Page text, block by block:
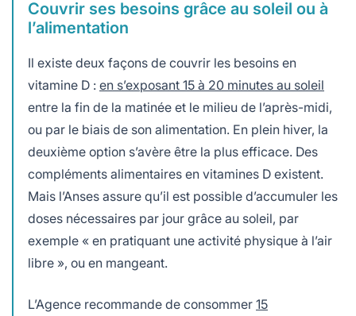
Couvrir ses besoins grâce au soleil ou à
l’alimentation
Il existe deux façons de couvrir les besoins en
vitamine D : en s’exposant 15 à 20 minutes au soleil
entre la fin de la matinée et le milieu de l’après-midi,
ou par le biais de son alimentation. En plein hiver, la
deuxième option s’avère être la plus efficace. Des
compléments alimentaires en vitamines D existent.
Mais l’Anses assure qu’il est possible d’accumuler les
doses nécessaires par jour grâce au soleil, par
exemple « en pratiquant une activité physique à l’air
libre », ou en mangeant.
L’Agence recommande de consommer 15